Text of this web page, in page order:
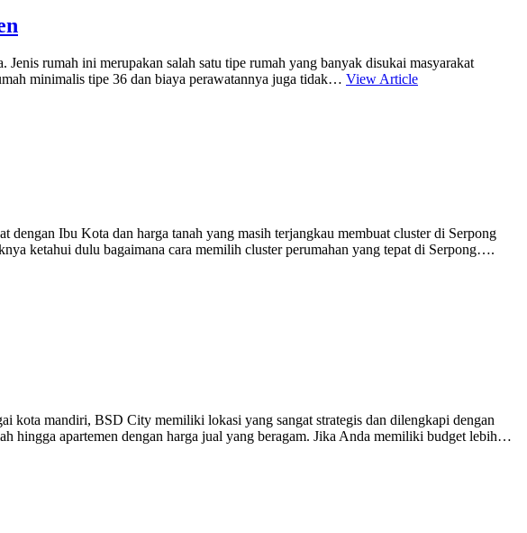
rumah ini merupakan salah satu tipe rumah yang banyak disukai masyarakat
minimalis tipe 36 dan biaya perawatannya juga tidak… View Article
Ibu Kota dan harga tanah yang masih terjangkau membuat cluster di Serpong
ketahui dulu bagaimana cara memilih cluster perumahan yang tepat di Serpong….
kota mandiri, BSD City memiliki lokasi yang sangat strategis dan dilengkapi dengan
hingga apartemen dengan harga jual yang beragam. Jika Anda memiliki budget lebih…